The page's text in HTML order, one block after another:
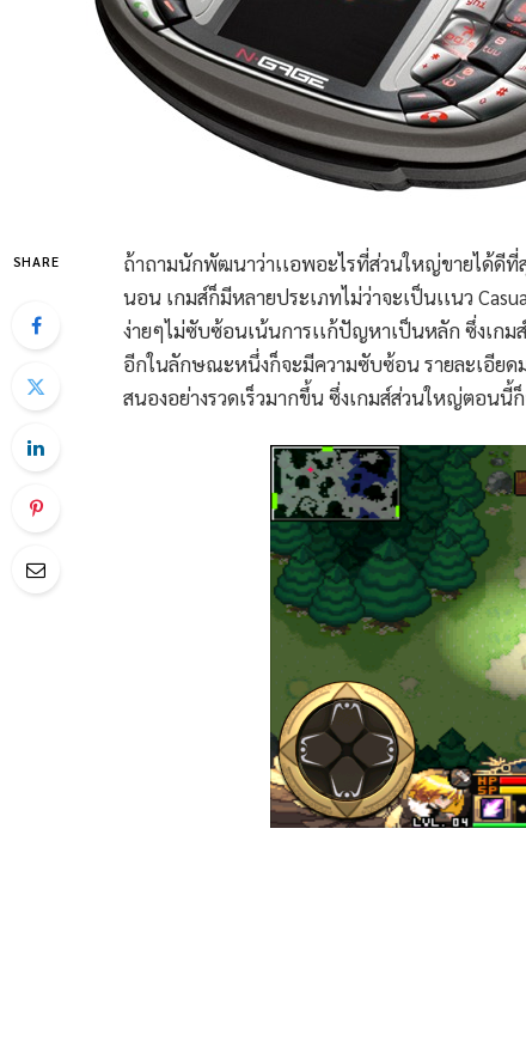
SHARE
ถ้าถามนักพัฒนาว่าเเอพอะไรที่ส่วนใหญ่ขายได้ดีที่
นอน เกมส์ก็มีหลายประเภทไม่ว่าจะเป็นเเนว
ง่ายๆไม่ซับซ้อนเน้นการเเก้ปัญหาเป็นหลัก ซึ่งเก
อีกในลักษณะหนึ่งก็จะมีความซับซ้อน รายละเอียด
สนองอย่างรวดเร็วมากขึ้น ซึ่งเกมส์ส่วนใหญ่ตอนนี้